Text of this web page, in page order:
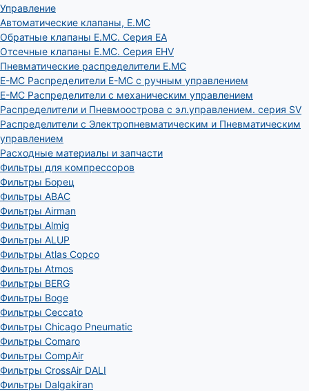
Управление
Автоматические клапаны, Е.МС
Обратные клапаны E.MC. Серия EA
Отсечные клапаны E.MC. Серия EHV
Пневматические распределители E.MC
E-MC Распределители E-MC с ручным управлением
E-MC Распределители с механическим управлением
Распределители и Пневмоострова с эл.управлением. серия SV
Распределители с Электропневматическим и Пневматическим
управлением
Расходные материалы и запчасти
Фильтры для компрессоров
Фильтры Борец
Фильтры ABAC
Фильтры Airman
Фильтры Almig
Фильтры ALUP
Фильтры Atlas Copco
Фильтры Atmos
Фильтры BERG
Фильтры Boge
Фильтры Ceccato
Фильтры Chicago Pneumatic
Фильтры Comaro
Фильтры CompAir
Фильтры CrossAir DALI
Фильтры Dalgakiran